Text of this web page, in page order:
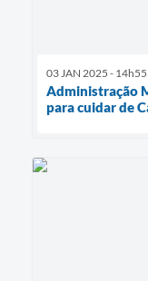
03 JAN 2025 - 14h55
Administração
para cuidar de